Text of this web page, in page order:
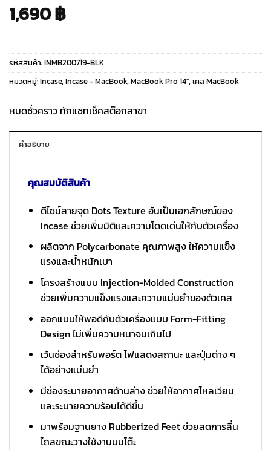
1,690฿
รหัสสินค้า:INMB200719-BLK
หมวดหมู่:Incase, Incase - MacBook, MacBook Pro 14″, เคส MacBook
หมดชั่วคราว ทักแชทเช็คสต๊อกสาขา
คำอธิบาย
คุณสมบัติสินค้า
ดีไซน์ลายจุด Dots Texture อันเป็นเอกลักษณ์ของ
Incase ช่วยเพิ่มมิติและความโดดเด่นให้กับตัวเครื่อง
ผลิตจาก Polycarbonate คุณภาพสูง ให้ความแข็ง
แรงและน้ำหนักเบา
โครงสร้างแบบ Injection-Molded Construction
ช่วยเพิ่มความแข็งแรงและความแม่นยำของตัวเคส
ออกแบบให้พอดีกับตัวเครื่องแบบ Form-Fitting
Design ไม่เพิ่มความหนาจนเกินไป
เว้นช่องสำหรับพอร์ต ไฟแสดงสถานะ และปุ่มต่าง ๆ
ได้อย่างแม่นยำ
มีช่องระบายอากาศด้านล่าง ช่วยให้อากาศไหลเวียน
และระบายความร้อนได้ดีขึ้น
มาพร้อมฐานยาง Rubberized Feet ช่วยลดการลื่น
ไถลขณะวางใช้งานบนโต๊ะ